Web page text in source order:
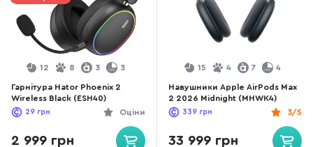
12 8 3 3
Гарнітура Hator Phoenix 2
Wireless Black (ESH40)
Оціни
29 грн
2 999 грн
15 4 7 4
Навушники Apple AirPods Max
2 2026 Midnight (MHWK4)
3/5
339 грн
33 999 грн